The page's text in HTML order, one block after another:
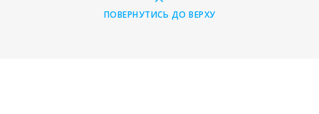
ПОВЕРНУТИСЬ ДО ВЕРХУ